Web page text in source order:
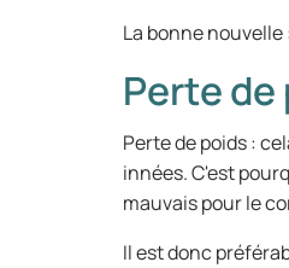
La bonne
Perte
Perte de poids :
innées. C'est
mauvais pour le
Il est donc